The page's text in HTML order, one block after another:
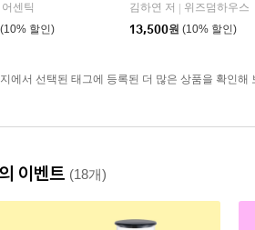
어센틱
(10% 할인)
김하연 저
위즈덤하우스
13,500원 (10% 할인)
에서 선택된 태그에 등록된 더 많은 상품을 확인해
이벤트 (18개)